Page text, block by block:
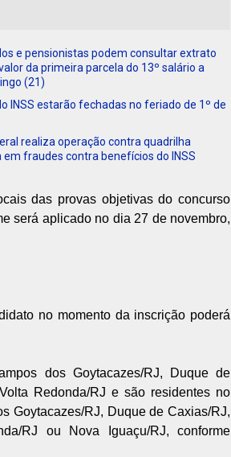
e pensionistas podem consultar extrato
da primeira parcela do 13º salário a
(21)
INSS estarão fechadas no feriado de 1º de
realiza operação contra quadrilha
em fraudes contra benefícios do INSS
das provas objetivas do concurso
será aplicado no dia 27 de novembro,
no momento da inscrição poderá
dos Goytacazes/RJ, Duque de
Redonda/RJ e são residentes no
Goytacazes/RJ, Duque de Caxias/RJ,
RJ ou Nova Iguaçu/RJ, conforme